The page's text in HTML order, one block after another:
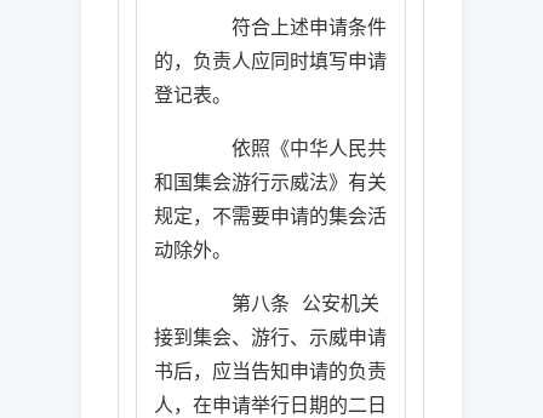
符合上述申请条件
的，负责人应同时填写申请
登记表。
依照《中华人民共
和国集会游行示威法》有关
规定，不需要申请的集会活
动除外。
第八条 公安机关
接到集会、游行、示威申请
书后，应当告知申请的负责
人，在申请举行日期的二日